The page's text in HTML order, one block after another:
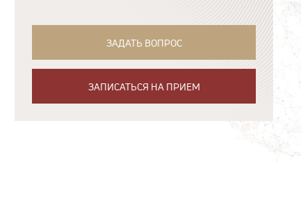
ЗАДАТЬ ВОПРОС
ЗАПИСАТЬСЯ НА ПРИЕМ